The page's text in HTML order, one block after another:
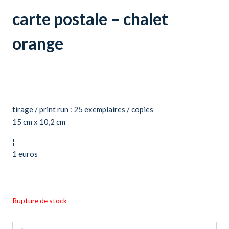
carte postale – chalet
orange
tirage / print run : 25 exemplaires / copies
15 cm x 10,2 cm
¦
1 euros
Rupture de stock